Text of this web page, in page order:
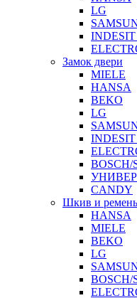
LG
Замок двери
MIELE
HANSA
BEKO
LG
BOSCH/
CANDY
Шкив и ремень
HANSA
MIELE
BEKO
LG
BOSCH/